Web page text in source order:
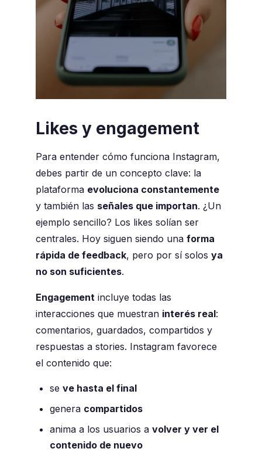
Likes y engagement
Para entender cómo funciona Instagram,
debes partir de un concepto clave: la
plataforma evoluciona constantemente
y también las señales que importan. ¿Un
ejemplo sencillo? Los likes solían ser
centrales. Hoy siguen siendo una forma
rápida de feedback, pero por sí solos ya
no son suficientes.
Engagementincluye todas las
interacciones que muestran interés real:
comentarios, guardados, compartidos y
respuestas a stories. Instagram favorece
el contenido que:
se ve hasta el final
genera compartidos
anima a los usuarios a volver y ver el
contenido de nuevo